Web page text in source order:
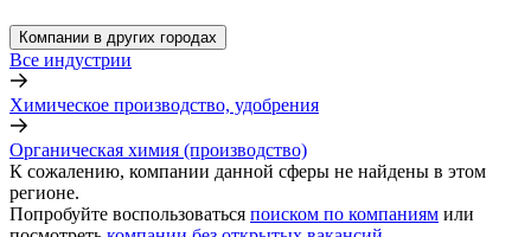
Компании в других городах
Все индустрии
Химическое производство, удобрения
Органическая химия (производство)
К сожалению, компании данной сферы не найдены в этом
регионе.
Попробуйте воспользоваться поиском по компаниям или